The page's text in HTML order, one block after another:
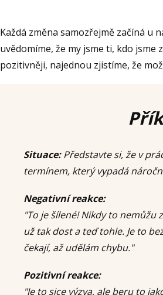
Každá změna samozřejmě začíná u
uvědomíme, že my jsme ti, kdo jsme
pozitivněji, najednou zjistíme, že
Situace:Představte si, že v
termínem, který vypadá
Negativní reakce:
"To je šílené! Nikdy to nemůžu
už tak dost a teď tohle. Je to
čekají, až udělám chybu."
Pozitivní reakce:
"Je to sice výzva, ale beru to